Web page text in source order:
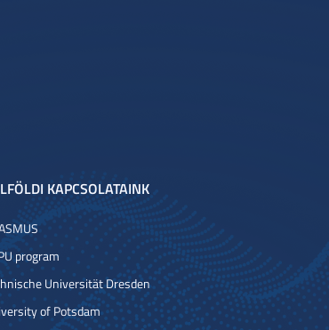
KAPCSOLATAINK
program
Universität Dresden
of Potsdam